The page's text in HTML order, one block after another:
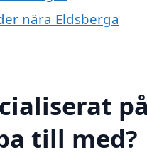
nära Eldsberga
på
till med?